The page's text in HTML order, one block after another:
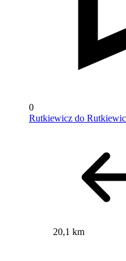
0
Rutkiewicz do
20,1 km